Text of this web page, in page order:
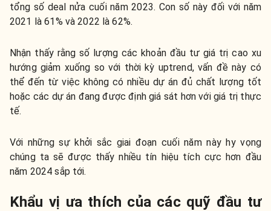
tổng số deal nửa cuối năm 2023. Con số này đối với năm
2021 là 61% và 2022 là 62%.
Nhận thấy rằng số lượng các khoản đầu tư giá trị cao xu
hướng giảm xuống so với thời kỳ uptrend, vấn đề này có
thể đến từ việc không có nhiều dự án đủ chất lượng tốt
hoặc các dự án đang được định giá sát hơn với giá trị thực
tế.
Với những sự khởi sắc giai đoạn cuối năm này hy vọng
chúng ta sẽ được thấy nhiều tín hiệu tích cực hơn đầu
năm 2024 sắp tới.
Khẩu vị ưa thích của các quỹ đầu tư